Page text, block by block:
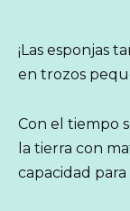
¡Las esponjas
en trozos
Con el tiempo
la tierra con
capacidad